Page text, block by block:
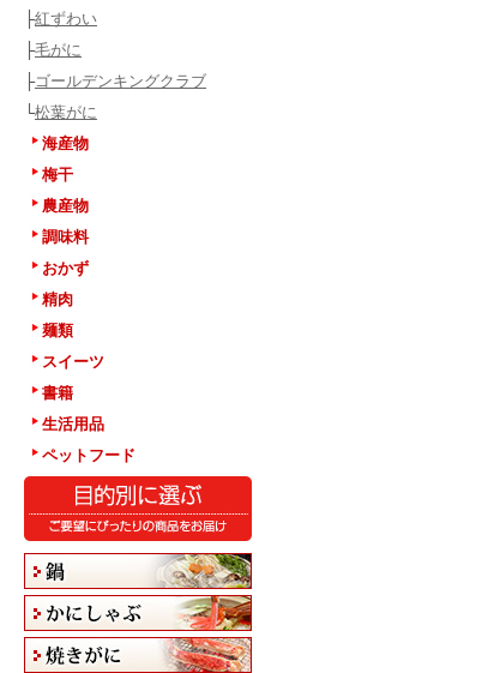
├紅ずわい
├毛がに
├ゴールデンキングクラブ
└松葉がに
海産物
梅干
農産物
調味料
おかず
精肉
麺類
スイーツ
書籍
生活用品
ペットフード